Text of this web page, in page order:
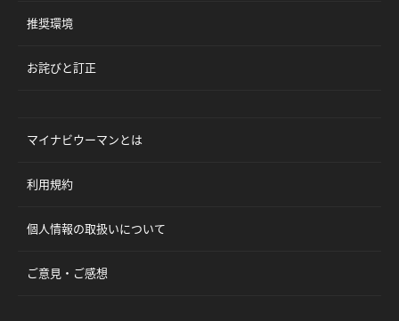
推奨環境
お詫びと訂正
マイナビウーマンとは
利用規約
個人情報の取扱いについて
ご意見・ご感想